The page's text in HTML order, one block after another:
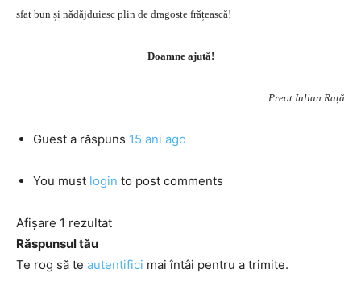
sfat bun și nădăjduiesc plin de dragoste frățească!
Doamne ajută!
Preot Iulian Rață
Guest a răspuns 15 ani ago
You must login to post comments
Afișare 1 rezultat
Răspunsul tău
Te rog să te autentifici mai întâi pentru a trimite.